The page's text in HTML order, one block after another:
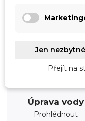
Úprava vody
Prohlédnout
Jen nezbytné
Přejít na